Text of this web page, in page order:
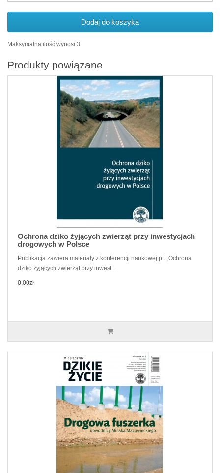
Dodaj do koszyka
Maksymalna ilość wynosi 3
Produkty powiązane
Ochrona dziko żyjących zwierząt przy inwestycjach
drogowych w Polsce
Publikacja zawiera materiały z konferencji naukowej pt. „Ochrona
dziko żyjących zwierząt przy inwest..
0,00zł